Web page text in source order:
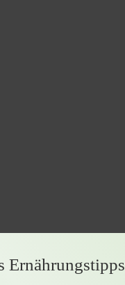
Ernährungstipps